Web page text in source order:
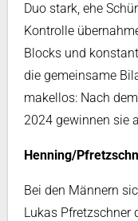
Duo stark, ehe
Kontrolle
Blocks und
die gemeinsame
makellos: Nach
2024 gewinnen sie
Henning/
Bei den Männern
Lukas Pfretzschner